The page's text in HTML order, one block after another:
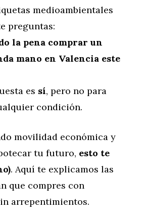
medioambientales
preguntas:
la pena comprar un
mano en Valencia este
es sí, pero no para
condición.
movilidad económica y
tu futuro, esto te
. Aquí te explicamos las
que compres con
arrepentimientos.